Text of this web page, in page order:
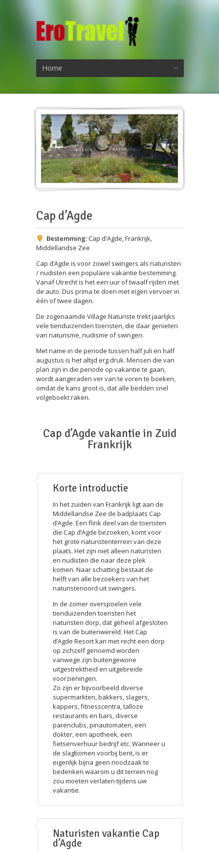
Home
Cap d’Agde
Bestemming:Cap d'Agde,Frankrijk,
Middellandse Zee
Cap d’Agde is voor zowel swingers als naturisten
/ nudisten een populaire vakantie bestemming.
Vanaf Utrecht is het een uur of twaalf rijden met
de auto. Dus prima te doen met eigen vervoer in
één of twee dagen.
De zogenaamde Village Naturiste trekt jaarlijks
vele tienduizenden toeristen, die daar genieten
van naturisme, nudisme of swingen.
Met name in de periode tussen half juli en half
augustus is het altijd erg druk. Mensen die van
plan zijn in die periode op vakantie te gaan,
wordt aangeraden ver van te voren te boeken,
omdat de kans groot is, dat alle bedden snel
volgeboekt raken.
Cap d’Agde vakantie in Zuid
Frankrijk
Korte introductie
In het zuiden van Frankrijk ligt aan de
Middellandse Zee de badplaats Cap
d’Agde. Een flink deel van de toeristen
die Cap d’Agde bezoeken, komt voor
het grote naturistenterrein van deze
plaats. Het zijn niet alleen naturisten
en nudisten die naar deze plek
komen. Naar schatting bestaat de
helft van alle bezoekers van het
naturistenoord uit swingers.
In de zomer overspoelen vele
tienduizenden toeristen het
naturisten dorp, dat geheel afgesloten
is van de buitenwereld. Het Cap
d’Agde Resort kan met recht een dorp
op zichzelf genoemd worden
vanwege zijn buitengewone
uitgestrektheid en uitgebreide
voorzieningen.
Zo zijn er bijvoorbeeld diverse
supermarkten, bakkers, slagers,
kappers, fitnesscentra, talloze
restaurants en bars, diverse
parenclubs, pinautomaten, een
dokter, een apotheek, een
fietsenverhuur bedrijf etc. Wanneer u
de slagbomen voorbij bent, is er
eigenlijk bijna geen noodzaak te
bedenken waarom u dit terrein nog
zou moeten verlaten tijdens uw
vakantie.
Naturisten vakantie Cap
d’Agde